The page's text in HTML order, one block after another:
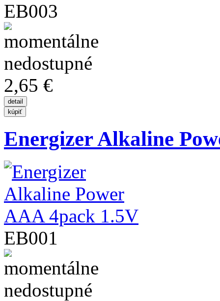
EB003
2,65 €
Energizer Alkaline
EB001